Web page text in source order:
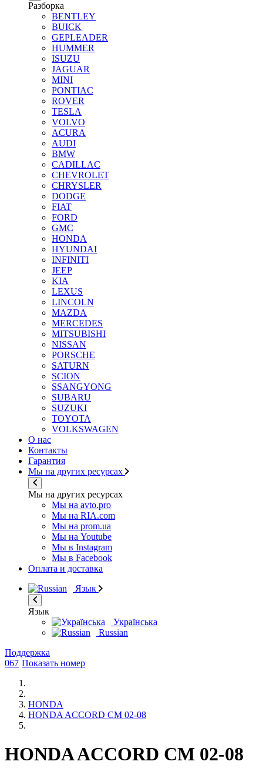
Разборка
BENTLEY
BUICK
GEPLEADER
HUMMER
ISUZU
JAGUAR
MINI
PONTIAC
ROVER
TESLA
VOLVO
ACURA
AUDI
BMW
CADILLAC
CHEVROLET
CHRYSLER
DODGE
FIAT
FORD
GMC
HONDA
HYUNDAI
INFINITI
JEEP
KIA
LEXUS
LINCOLN
MAZDA
MERCEDES
MITSUBISHI
NISSAN
PORSCHE
SATURN
SCION
SSANGYONG
SUBARU
SUZUKI
TOYOTA
VOLKSWAGEN
О нас
Контакты
Гарантия
Мы на других ресурсах
Мы на других ресурсах
Мы на avto.pro
Мы на RIA.com
Мы на prom.ua
Мы на Youtube
Мы в Instagram
Мы в Facebook
Оплата и доставка
Язык
Язык
Українська
Russian
Поддержка
067 Показать номер
HONDA
HONDA ACCORD CM 02-08
HONDA ACCORD CM 02-08